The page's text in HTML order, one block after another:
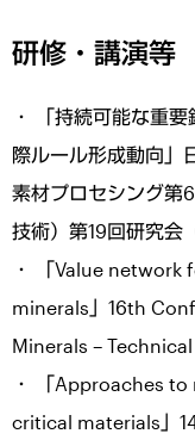
研修・講演等
・ 「持続可能な重
際ルール形成動向」
素材プロセシング第
技術）第19回研究会
・ 「Value
minerals」16th
Minerals –
・ 「Approaches
critical materials」